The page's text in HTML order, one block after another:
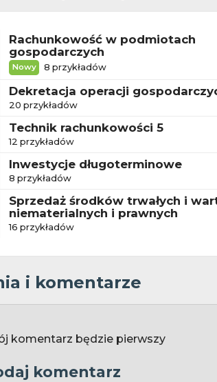
Rachunkowość w podmiotach
gospodarczych
Nowy 8 przykładów
Dekretacja operacji
20 przykładów
Technik rachunkowości 5
12 przykładów
Inwestycje długoterminowe
8 przykładów
Sprzedaż środków trwałych i
niematerialnych i prawnych
16 przykładów
i komentarze
komentarz będzie pierwszy
komentarz